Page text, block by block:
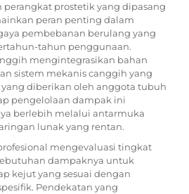
prostetik yang dipasang
peran penting dalam
pembebanan berulang yang
tahun penggunaan.
mengintegrasikan bahan
sistem mekanis canggih yang
diberikan oleh anggota tubuh
pengelolaan dampak ini
berlebih melalui antarmuka
lunak yang rentan.
mengevaluasi tingkat
dampaknya untuk
kejut yang sesuai dengan
Pendekatan yang